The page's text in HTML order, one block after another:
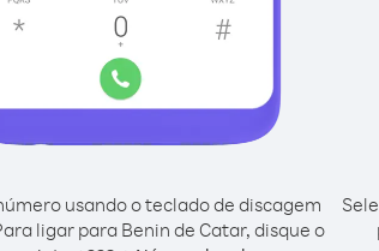
usando o teclado de discagem
ligar para Benin de Catar, disque o